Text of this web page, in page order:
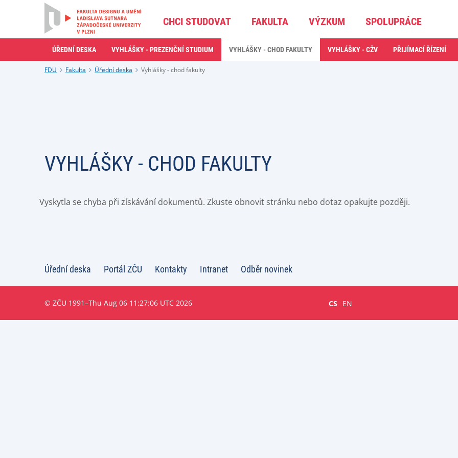
CHCI STUDOVAT FAKULTA VÝZKUM SPOLUPRÁCE
ÚŘEDNÍ DESKA VYHLÁŠKY - PREZENČNÍ STUDIUM VYHLÁŠKY - CHOD FAKULTY VYHLÁŠKY - CŽV PŘIJÍMACÍ ŘÍZENÍ
FDU Fakulta Úřední deska Vyhlášky - chod fakulty
VYHLÁŠKY - CHOD FAKULTY
Vyskytla se chyba při získávání dokumentů. Zkuste obnovit stránku nebo dotaz opakujte později.
Úřední deska Portál ZČU Kontakty Intranet Odběr novinek
© ZČU 1991–Thu Aug 06 11:27:06 UTC 2026 CS EN